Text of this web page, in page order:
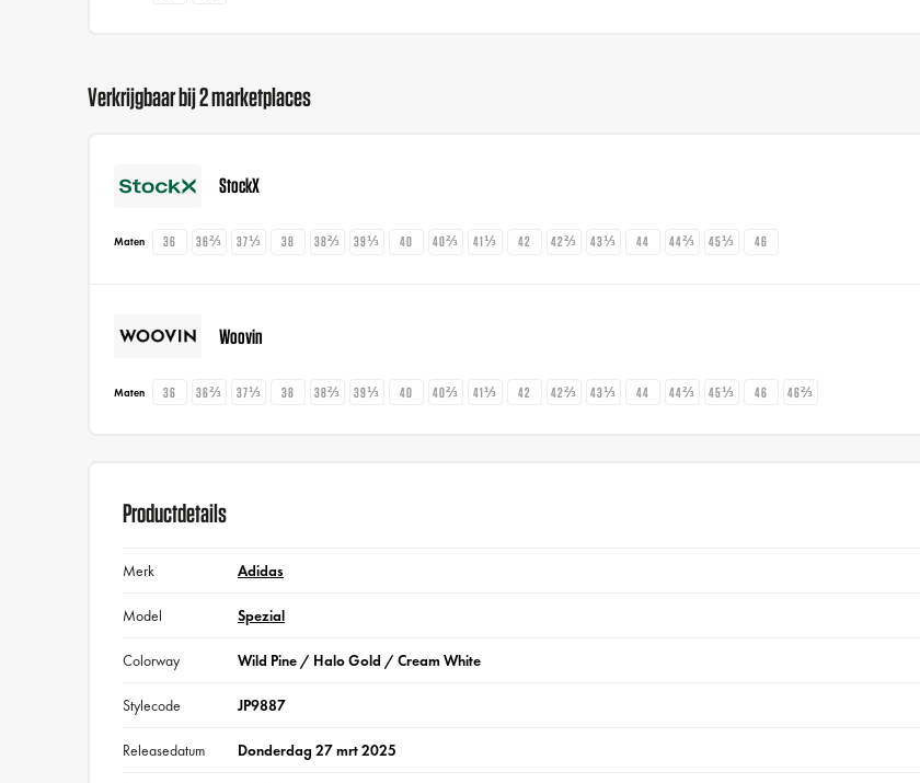
Verkrijgbaar bij 2 marketplaces
StockX
Maten 36 36⅔ 37⅓ 38 38⅔ 39⅓ 40 40⅔ 41⅓ 42 42⅔ 43⅓ 44 44⅔ 45⅓ 46
Woovin
Maten 36 36⅔ 37⅓ 38 38⅔ 39⅓ 40 40⅔ 41⅓ 42 42⅔ 43⅓ 44 44⅔ 45⅓ 46 46⅔
Productdetails
Merk Adidas
Model Spezial
Colorway Wild Pine / Halo Gold / Cream White
Stylecode JP9887
Releasedatum Donderdag 27 mrt 2025